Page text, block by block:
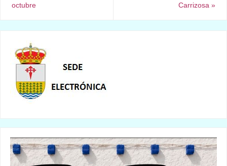
octubre
Carrizosa»